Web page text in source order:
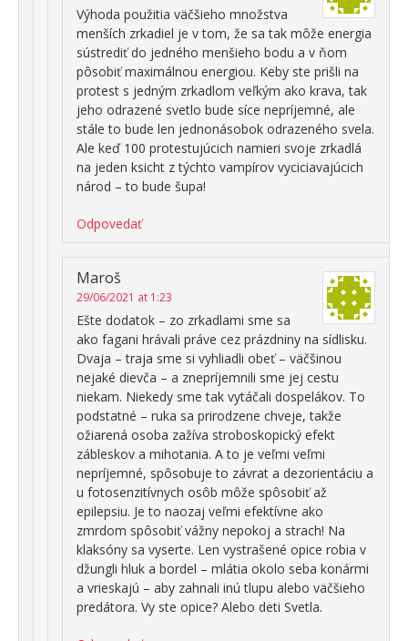
Výhoda použitia väčšieho množstva
menších zrkadiel je v tom, že sa tak môže energia
sústrediť do jedného menšieho bodu a v ňom
pôsobiť maximálnou energiou. Keby ste prišli na
protest s jedným zrkadlom veľkým ako krava, tak
jeho odrazené svetlo bude síce nepríjemné, ale
stále to bude len jednonásobok odrazeného svela.
Ale keď 100 protestujúcich namieri svoje zrkadlá
na jeden ksicht z týchto vampírov vyciciavajúcich
národ – to bude šupa!
Odpovedať
Maroš
29/06/2021 at 1:23
Ešte dodatok – zo zrkadlami sme sa
ako fagani hrávali práve cez prázdniny na sídlisku.
Dvaja – traja sme si vyhliadli obeť – väčšinou
nejaké dievča – a znepríjemnili sme jej cestu
niekam. Niekedy sme tak vytáčali dospelákov. To
podstatné – ruka sa prirodzene chveje, takže
ožiarená osoba zažíva stroboskopický efekt
zábleskov a mihotania. A to je veľmi veľmi
nepríjemné, spôsobuje to závrat a dezorientáciu a
u fotosenzitívnych osôb môže spôsobiť až
epilepsiu. Je to naozaj veľmi efektívne ako
zmrdom spôsobiť vážny nepokoj a strach! Na
klaksóny sa vyserte. Len vystrašené opice robia v
džungli hluk a bordel – mlátia okolo seba konármi
a vrieskajú – aby zahnali inú tlupu alebo väčšieho
predátora. Vy ste opice? Alebo deti Svetla.